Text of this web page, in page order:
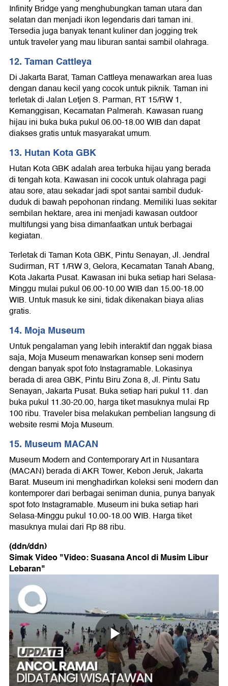
Infinity Bridge yang menghubungkan taman utara dan
selatan dan menjadi ikon legendaris dari taman ini.
Tersedia juga banyak tenant kuliner dan jogging trek
untuk traveler yang mau liburan santai sambil olahraga.
12. Taman Cattleya
Di Jakarta Barat, Taman Cattleya menawarkan area luas
dengan danau kecil yang cocok untuk piknik. Taman ini
terletak di Jalan Letjen S. Parman, RT 15/RW 1,
Kemanggisan, Kecamatan Palmerah. Kawasan ruang
hijau ini buka buka pukul 06.00-18.00 WIB dan dapat
diakses gratis untuk masyarakat umum.
13. Hutan Kota GBK
Hutan Kota GBK adalah area terbuka hijau yang berada
di tengah kota. Kawasan ini cocok untuk olahraga pagi
atau sore, atau sekadar jadi spot santai sambil duduk-
duduk di bawah pepohonan rindang. Memiliki luas sekitar
sembilan hektare, area ini menjadi kawasan outdoor
multifungsi yang bisa dimanfaatkan untuk berbagai
kegiatan.
Terletak di Taman Kota GBK, Pintu Senayan, Jl. Jendral
Sudirman, RT 1/RW 3, Gelora, Kecamatan Tanah Abang,
Kota Jakarta Pusat. Kawasan ini buka setiap hari Selasa-
Minggu mulai pukul 06.00-10.00 WIB dan 15.00-18.00
WIB. Untuk masuk ke sini, tidak dikenakan biaya alias
gratis.
14. Moja Museum
Untuk pengalaman yang lebih interaktif dan nggak biasa
saja, Moja Museum menawarkan konsep seni modern
dengan banyak spot foto Instagramable. Lokasinya
berada di area GBK, Pintu Biru Zona 8, Jl. Pintu Satu
Senayan, Jakarta Pusat. Buka setiap hari pukul 11. dan
buka pukul 11.30-20.00, harga tiket masuknya mulai Rp
100 ribu. Traveler bisa melakukan pembelian langsung di
website resmi Moja Museum.
15. Museum MACAN
Museum Modern and Contemporary Art in Nusantara
(MACAN) berada di AKR Tower, Kebon Jeruk, Jakarta
Barat. Museum ini menghadirkan koleksi seni modern dan
kontemporer dari berbagai seniman dunia, punya banyak
spot foto Instagramable. Museum ini buka setiap hari
Selasa-Minggu pukul 10.00-18.00 WIB. Harga tiket
masuknya mulai dari Rp 88 ribu.
(ddn/ddn)
Simak Video "Video: Suasana Ancol di Musim Libur
Lebaran"